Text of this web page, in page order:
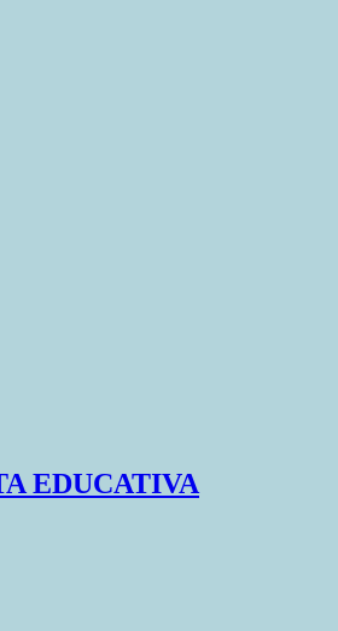
EDUCATIVA